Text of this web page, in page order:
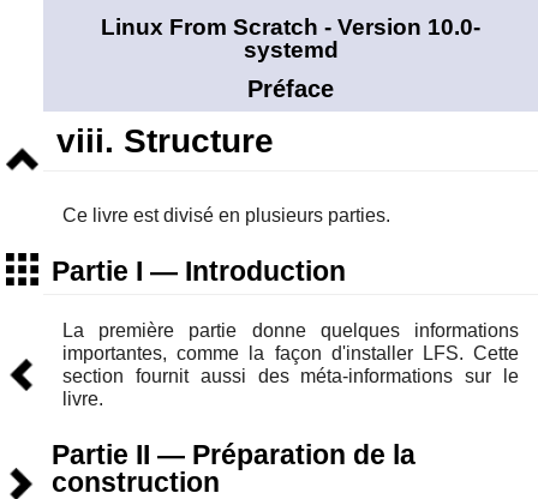
Linux From Scratch - Version 10.0-
systemd
Préface
viii. Structure
Ce livre est divisé en plusieurs parties.
Partie I — Introduction
La première partie donne quelques informations
importantes, comme la façon d'installer LFS. Cette
section fournit aussi des méta-informations sur le
livre.
Partie II — Préparation de la
construction
Précédent
Suivant
Niveau